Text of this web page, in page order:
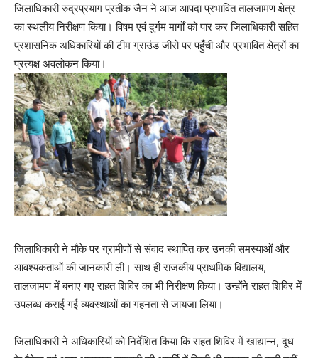
जिलाधिकारी रुद्रप्रयाग प्रतीक जैन ने आज आपदा प्रभावित तालजामण क्षेत्र
का स्थलीय निरीक्षण किया। विषम एवं दुर्गम मार्गों को पार कर जिलाधिकारी सहित
प्रशासनिक अधिकारियों की टीम ग्राउंड जीरो पर पहुँची और प्रभावित क्षेत्रों का
प्रत्यक्ष अवलोकन किया।
जिलाधिकारी ने मौके पर ग्रामीणों से संवाद स्थापित कर उनकी समस्याओं और
आवश्यकताओं की जानकारी ली। साथ ही राजकीय प्राथमिक विद्यालय,
तालजामण में बनाए गए राहत शिविर का भी निरीक्षण किया। उन्होंने राहत शिविर में
उपलब्ध कराई गई व्यवस्थाओं का गहनता से जायजा लिया।
जिलाधिकारी ने अधिकारियों को निर्देशित किया कि राहत शिविर में खाद्यान्न, दूध